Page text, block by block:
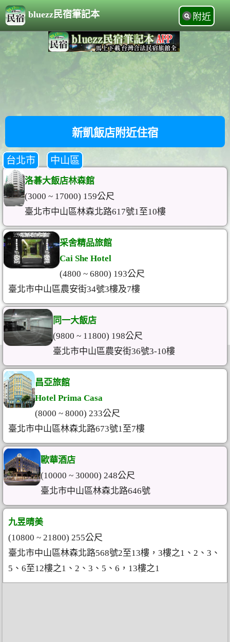
bluezz民宿筆記本 附近
新凱飯店附近住宿
台北市 中山區
洛碁大飯店林森館
(3000 ~ 17000) 159公尺
臺北市中山區林森北路617號1至10樓
采舍精品旅館
Cai She Hotel
(4800 ~ 6800) 193公尺
臺北市中山區農安街34號3樓及7樓
同一大飯店
(9800 ~ 11800) 198公尺
臺北市中山區農安街36號3-10樓
昌亞旅館
Hotel Prima Casa
(8000 ~ 8000) 233公尺
臺北市中山區林森北路673號1至7樓
歐華酒店
(10000 ~ 30000) 248公尺
臺北市中山區林森北路646號
九昱晴美
(10800 ~ 21800) 255公尺
臺北市中山區林森北路568號2至13樓，3樓之1、2、3、
5、6至12樓之1、2、3、5、6，13樓之1